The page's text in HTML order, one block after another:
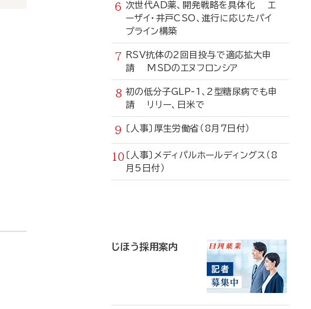
次世代AD薬、開発戦略を具体化 エ
ーザイ・井戸CSO、進行に応じたパイ
プライン構築
RSV抗体の2回目投与で適応拡大申
請 MSDのエヌフロンシア
初の低分子GLP-1、2型糖尿病でも申
請 リリー、日米で
〔人事〕厚生労働省（8月7日付）
〔人事〕メディパルホールディングス（8
月5日付）
じほう採用案内